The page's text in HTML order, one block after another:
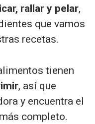
rallar y pelar,
que vamos
recetas.
tienen
, así que
y encuentra el
más completo.